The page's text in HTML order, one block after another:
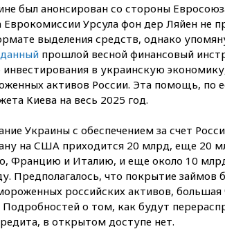
14:20
стал Тодд
13:37Пляжи
закрыты из-
12:27
НПЗ,
потушили
11:47Суд
арестом
Лерчек
11:07
был анонсирован со стороны
Еврокомиссии Урсула фон дер Ляйен не
выделения средств, однако
прошлой весной финансовый
в украинскую
активов России. Эта помощь, по
Киева на весь 2025 год.
Украины с обеспечением за счет
на США приходится 20 млрд, еще 20
Францию и Италию, и еще около 10
Предполагалось, что покрытие займов
российских активов,
о том, как будут
в открытом доступе нет.